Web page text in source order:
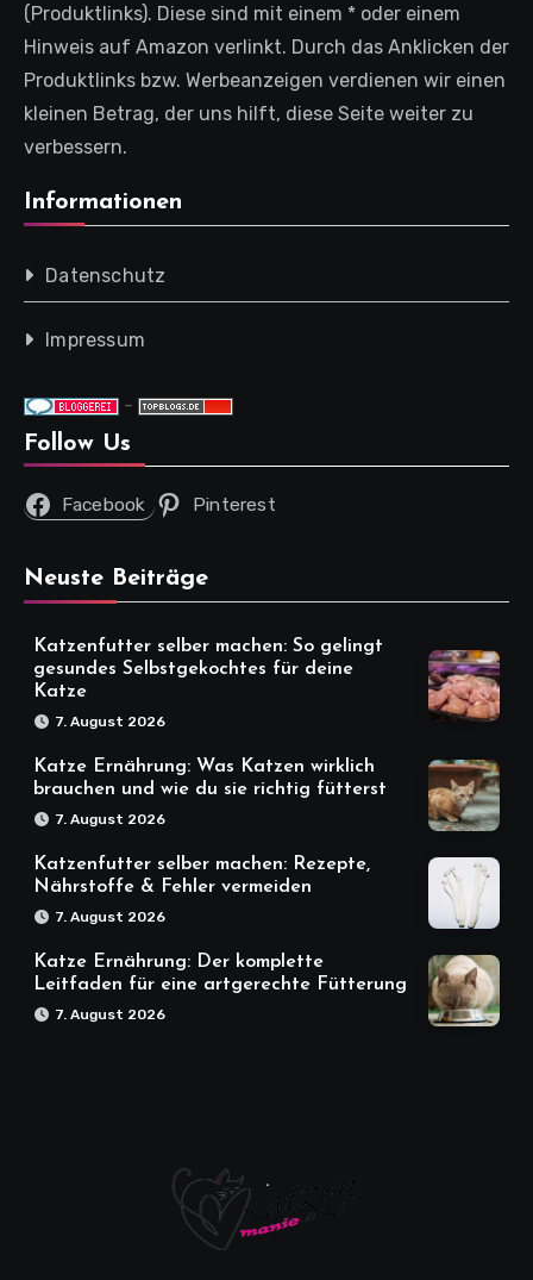
(Produktlinks). Diese sind mit einem * oder einem
Hinweis auf Amazon verlinkt. Durch das Anklicken der
Produktlinks bzw. Werbeanzeigen verdienen wir einen
kleinen Betrag, der uns hilft, diese Seite weiter zu
verbessern.
Informationen
Datenschutz
Impressum
-
Follow Us
Facebook Pinterest
Neuste Beiträge
Katzenfutter selber machen: So gelingt
gesundes Selbstgekochtes für deine
Katze
7. August 2026
Katze Ernährung: Was Katzen wirklich
brauchen und wie du sie richtig fütterst
7. August 2026
Katzenfutter selber machen: Rezepte,
Nährstoffe & Fehler vermeiden
7. August 2026
Katze Ernährung: Der komplette
Leitfaden für eine artgerechte Fütterung
7. August 2026